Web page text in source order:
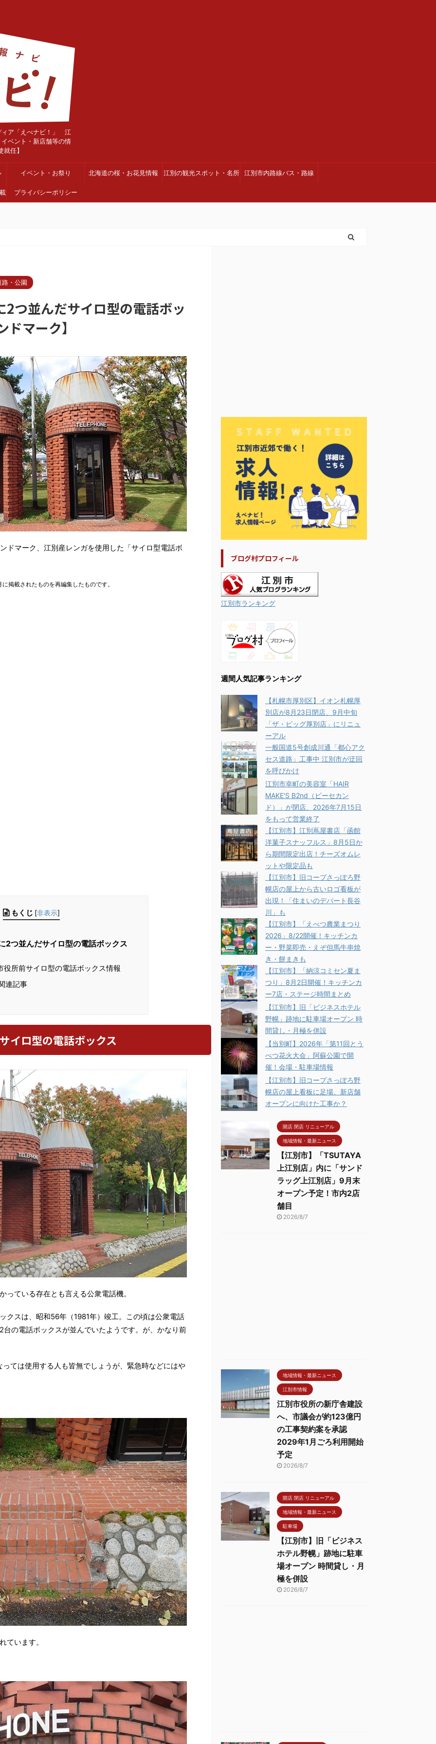
ィア「えべナビ！」 江
ベント・新店舗等の情
任】
イベント・お祭り 北海道の桜・お花見情報 江別の観光スポット・名所 江別市内路線バス・路線
プライバシーポリシー
・公園
2つ並んだサイロ型の電話ボッ
マーク】
ドマーク、江別産レンガを使用した「サイロ型電話ボ
掲載されたものを再編集したものです。
もくじ [非表示]
2つ並んだサイロ型の電話ボックス
役所前サイロ型の電話ボックス情報
連記事
イロ型の電話ボックス
っている存在とも言える公衆電話機。
クスは、昭和56年（1981年）竣工。この頃は公衆電話
の電話ボックスが並んでいたようです。が、かなり前
ては使用する人も皆無でしょうが、緊急時などにはや
ています。
ブログ村プロフィール
江別市ランキング
週間人気記事ランキング
【札幌市厚別区】イオン札幌厚
別店が8月23日閉店、9月中旬
「ザ・ビッグ厚別店」にリニュ
ーアル
一般国道5号創成川通「都心アク
セス道路」工事中 江別市が迂回
を呼びかけ
江別市幸町の美容室「HAIR
MAKE'S B2nd（ビーセカン
ド）」が閉店、2026年7月15日
をもって営業終了
【江別市】江別蔦屋書店「函館
洋菓子スナッフルス」8月5日か
ら期間限定出店！チーズオムレ
ットや限定品も
【江別市】旧コープさっぽろ野
幌店の屋上から古いロゴ看板が
出現！「住まいのデパート長谷
川」も
【江別市】「えべつ農業まつり
2026」8/22開催！キッチンカ
ー・野菜即売・えぞ但馬牛串焼
き・餅まきも
【江別市】「納涼コミセン夏ま
つり」8月2日開催！キッチンカ
ー7店・ステージ時間まとめ
【江別市】旧「ビジネスホテル
野幌」跡地に駐車場オープン 時
間貸し・月極を併設
【当別町】2026年「第11回とう
べつ花火大会」阿蘇公園で開
催！会場・駐車場情報
【江別市】旧コープさっぽろ野
幌店の屋上看板に足場、新店舗
オープンに向けた工事か？
開店 閉店 リニューアル
地域情報・最新ニュース
【江別市】「TSUTAYA
上江別店」内に「サンド
ラッグ上江別店」9月末
オープン予定！市内2店
舗目
2026/8/7
地域情報・最新ニュース
江別市情報
江別市役所の新庁舎建設
へ、市議会が約123億円
の工事契約案を承認
2029年1月ごろ利用開始
予定
2026/8/7
開店 閉店 リニューアル
地域情報・最新ニュース
駐車場
【江別市】旧「ビジネス
ホテル野幌」跡地に駐車
場オープン 時間貸し・月
極を併設
2026/8/7